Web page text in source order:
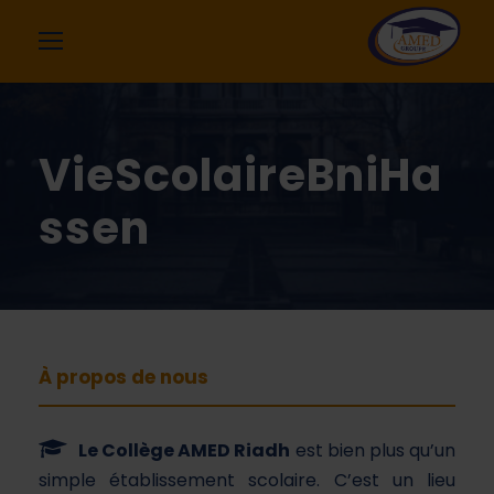
VieScolaireBniHa
ssen
À propos de nous
Le Collège AMED Riadh est bien plus qu’un
simple établissement scolaire. C’est un lieu